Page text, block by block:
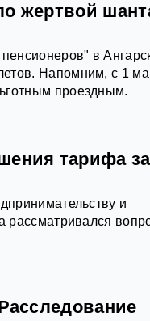
жертвой
в
Напомним, с 1
проездным.
тарифа за
и
рассматривался